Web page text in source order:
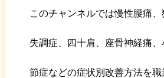
このチャンネルでは慢性腰痛
失調症、四十肩、座骨神経痛
節症などの症状別改善方法を